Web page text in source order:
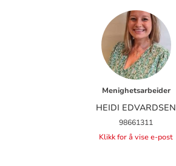
Menighetsarbeider
HEIDI EDVARDSEN
98661311
Klikk for å vise e-post